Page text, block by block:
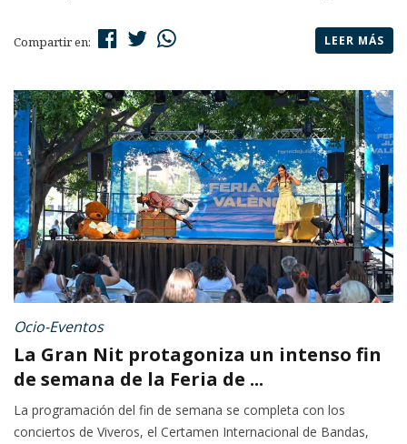
Compartir en: LEER MÁS
Ocio-Eventos
La Gran Nit protagoniza un intenso fin
de semana de la Feria de ...
La programación del fin de semana se completa con los
conciertos de Viveros, el Certamen Internacional de Bandas,